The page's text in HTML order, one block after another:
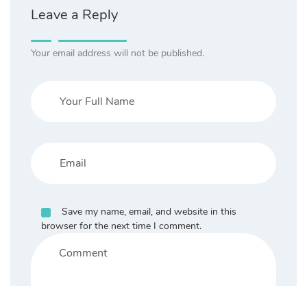
Leave a Reply
Your email address will not be published.
Save my name, email, and website in this
browser for the next time I comment.